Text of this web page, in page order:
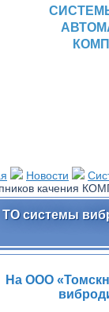
Новости
качения
ТО системы
На ООО